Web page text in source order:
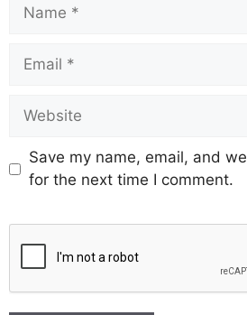
Save my name, email, and
for the next time I comment.